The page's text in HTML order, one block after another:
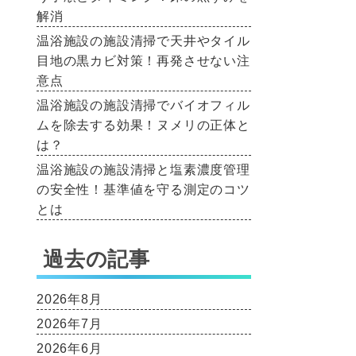
解消
温浴施設の施設清掃で天井やタイル
目地の黒カビ対策！再発させない注
意点
温浴施設の施設清掃でバイオフィル
ムを除去する効果！ヌメリの正体と
は？
温浴施設の施設清掃と塩素濃度管理
の安全性！基準値を守る測定のコツ
とは
過去の記事
2026年8月
2026年7月
2026年6月